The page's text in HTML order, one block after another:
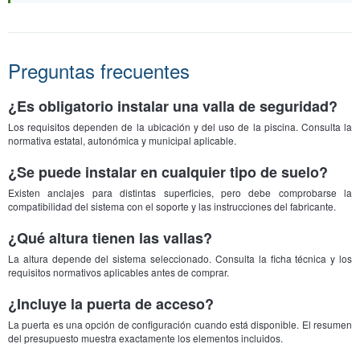
Preguntas frecuentes
¿Es obligatorio instalar una valla de seguridad?
Los requisitos dependen de la ubicación y del uso de la piscina. Consulta la
normativa estatal, autonómica y municipal aplicable.
¿Se puede instalar en cualquier tipo de suelo?
Existen anclajes para distintas superficies, pero debe comprobarse la
compatibilidad del sistema con el soporte y las instrucciones del fabricante.
¿Qué altura tienen las vallas?
La altura depende del sistema seleccionado. Consulta la ficha técnica y los
requisitos normativos aplicables antes de comprar.
¿Incluye la puerta de acceso?
La puerta es una opción de configuración cuando está disponible. El resumen
del presupuesto muestra exactamente los elementos incluidos.